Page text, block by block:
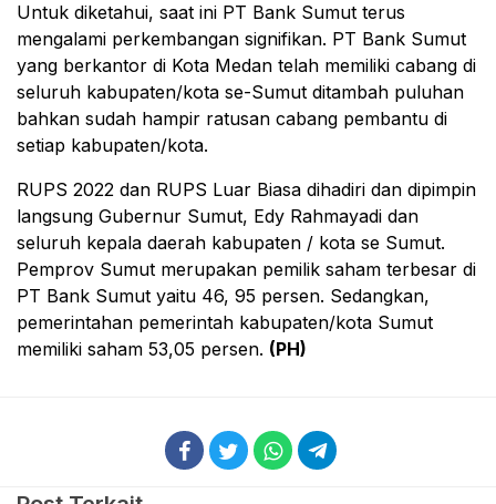
Untuk diketahui, saat ini PT Bank Sumut terus
mengalami perkembangan signifikan. PT Bank Sumut
yang berkantor di Kota Medan telah memiliki cabang di
seluruh kabupaten/kota se-Sumut ditambah puluhan
bahkan sudah hampir ratusan cabang pembantu di
setiap kabupaten/kota.
RUPS 2022 dan RUPS Luar Biasa dihadiri dan dipimpin
langsung Gubernur Sumut, Edy Rahmayadi dan
seluruh kepala daerah kabupaten / kota se Sumut.
Pemprov Sumut merupakan pemilik saham terbesar di
PT Bank Sumut yaitu 46, 95 persen. Sedangkan,
pemerintahan pemerintah kabupaten/kota Sumut
memiliki saham 53,05 persen. (PH)